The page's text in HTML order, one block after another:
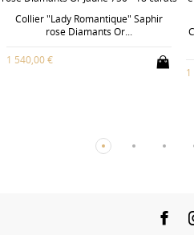
Collier "Lady Romantique" Saphir
rose Diamants Or...
1 540,00 €